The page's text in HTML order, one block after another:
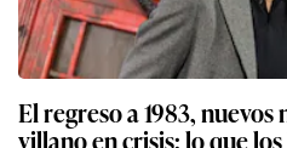
El regreso a 1983,
villano en crisis: lo que